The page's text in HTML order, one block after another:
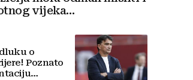
vijeka
o
Poznato